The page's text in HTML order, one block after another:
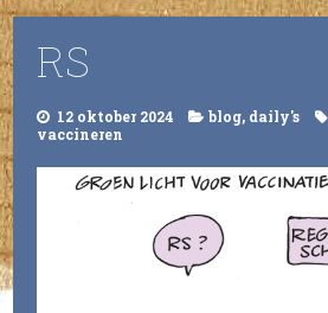
RS
12 oktober 2024 blog, daily's
vaccineren